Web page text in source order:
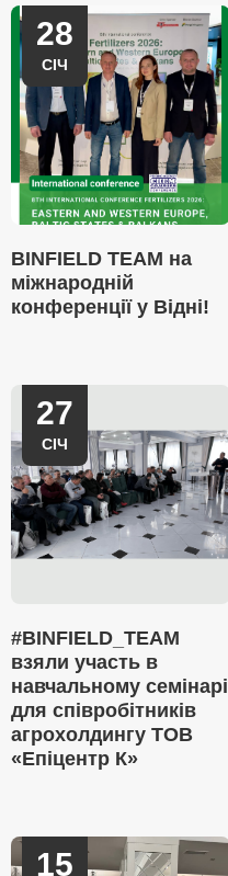
28
СІЧ
BINFIELD TEAM на
міжнародній
конференції у Відні!
27
СІЧ
#BINFIELD_TEAM
взяли участь в
навчальному семінарі
для співробітників
агрохолдингу ТОВ
«Епіцентр К»
15